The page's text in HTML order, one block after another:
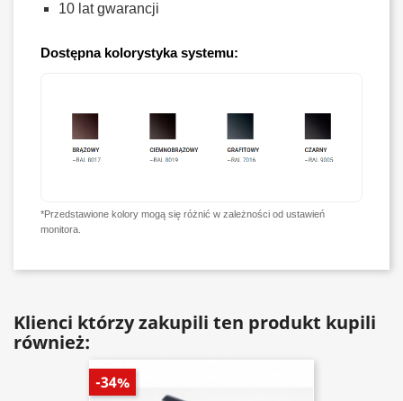
10 lat gwarancji
Dostępna kolorystyka systemu:
*Przedstawione kolory mogą się różnić w zależności od ustawień
monitora.
Klienci którzy zakupili ten produkt kupili
również:
-34%